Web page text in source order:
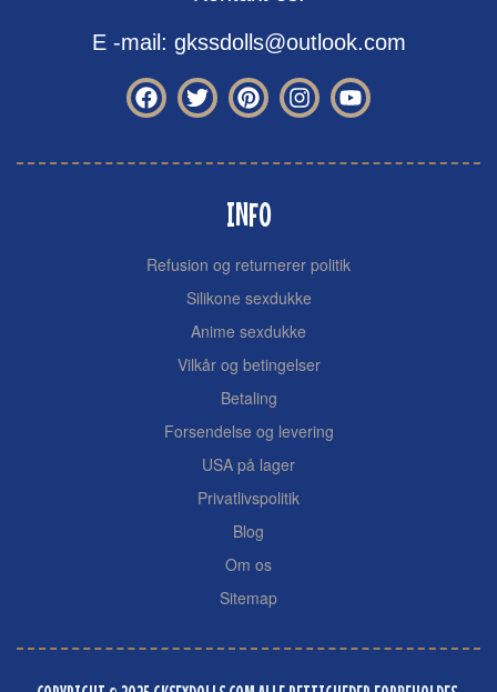
E -mail: gkssdolls@outlook.com
INFO
Refusion og returnerer politik
Silikone sexdukke
Anime sexdukke
Vilkår og betingelser
Betaling
Forsendelse og levering
USA på lager
Privatlivspolitik
Blog
Om os
Sitemap